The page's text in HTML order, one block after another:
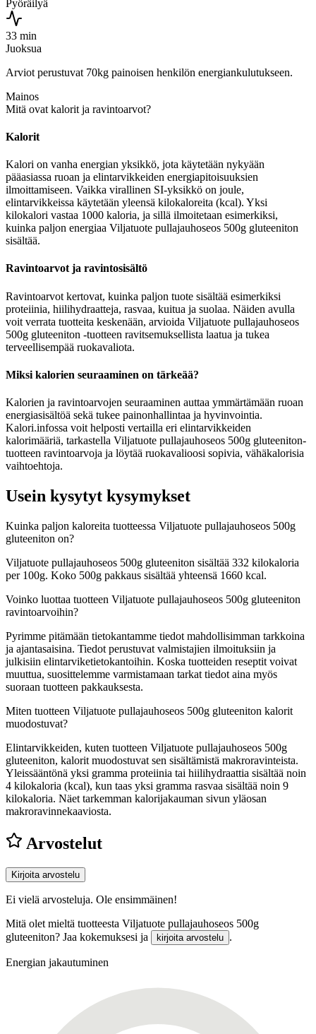
Pyöräilyä
33 min
Juoksua
Arviot perustuvat 70kg painoisen henkilön energiankulutukseen.
Mainos
Mitä ovat kalorit ja ravintoarvot?
Kalorit
Kalori on vanha energian yksikkö, jota käytetään nykyään
pääasiassa ruoan ja elintarvikkeiden energiapitoisuuksien
ilmoittamiseen. Vaikka virallinen SI-yksikkö on joule,
elintarvikkeissa käytetään yleensä kilokaloreita (kcal). Yksi
kilokalori vastaa 1000 kaloria, ja sillä ilmoitetaan esimerkiksi,
kuinka paljon energiaa Viljatuote pullajauhoseos 500g gluteeniton
sisältää.
Ravintoarvot ja ravintosisältö
Ravintoarvot kertovat, kuinka paljon tuote sisältää esimerkiksi
proteiinia, hiilihydraatteja, rasvaa, kuitua ja suolaa. Näiden avulla
voit verrata tuotteita keskenään, arvioida Viljatuote pullajauhoseos
500g gluteeniton -tuotteen ravitsemuksellista laatua ja tukea
terveellisempää ruokavaliota.
Miksi kalorien seuraaminen on tärkeää?
Kalorien ja ravintoarvojen seuraaminen auttaa ymmärtämään ruoan
energiasisältöä sekä tukee painonhallintaa ja hyvinvointia.
Kalori.infossa voit helposti vertailla eri elintarvikkeiden
kalorimääriä, tarkastella Viljatuote pullajauhoseos 500g gluteeniton-
tuotteen ravintoarvoja ja löytää ruokavalioosi sopivia, vähäkalorisia
vaihtoehtoja.
Usein kysytyt kysymykset
Kuinka paljon kaloreita tuotteessa Viljatuote pullajauhoseos 500g
gluteeniton on?
Viljatuote pullajauhoseos 500g gluteeniton sisältää 332 kilokaloria
per 100g. Koko 500g pakkaus sisältää yhteensä 1660 kcal.
Voinko luottaa tuotteen Viljatuote pullajauhoseos 500g gluteeniton
ravintoarvoihin?
Pyrimme pitämään tietokantamme tiedot mahdollisimman tarkkoina
ja ajantasaisina. Tiedot perustuvat valmistajien ilmoituksiin ja
julkisiin elintarviketietokantoihin. Koska tuotteiden reseptit voivat
muuttua, suosittelemme varmistamaan tarkat tiedot aina myös
suoraan tuotteen pakkauksesta.
Miten tuotteen Viljatuote pullajauhoseos 500g gluteeniton kalorit
muodostuvat?
Elintarvikkeiden, kuten tuotteen Viljatuote pullajauhoseos 500g
gluteeniton, kalorit muodostuvat sen sisältämistä makroravinteista.
Yleissääntönä yksi gramma proteiinia tai hiilihydraattia sisältää noin
4 kilokaloria (kcal), kun taas yksi gramma rasvaa sisältää noin 9
kilokaloria. Näet tarkemman kalorijakauman sivun yläosan
makroravinnekaaviosta.
Arvostelut
Kirjoita arvostelu
Ei vielä arvosteluja. Ole ensimmäinen!
Mitä olet mieltä tuotteesta Viljatuote pullajauhoseos 500g
gluteeniton? Jaa kokemuksesi ja
kirjoita arvostelu .
Energian jakautuminen